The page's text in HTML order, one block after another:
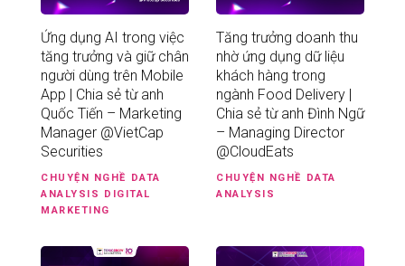
Ứng dụng AI trong việc
tăng trưởng và giữ chân
người dùng trên Mobile
App | Chia sẻ từ anh
Quốc Tiến – Marketing
Manager @VietCap
Securities
CHUYỆN NGHỀ
DATA
ANALYSIS
DIGITAL
MARKETING
Tăng trưởng doanh thu
nhờ ứng dụng dữ liệu
khách hàng trong
ngành Food Delivery |
Chia sẻ từ anh Đình Ngữ
– Managing Director
@CloudEats
CHUYỆN NGHỀ
DATA
ANALYSIS